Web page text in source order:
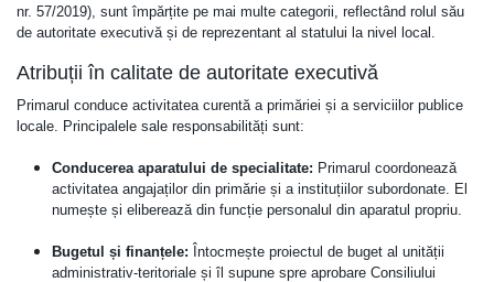
nr. 57/2019), sunt împărțite pe mai multe categorii, reflectând rolul său
de autoritate executivă și de reprezentant al statului la nivel local.
Atribuții în calitate de autoritate executivă
Primarul conduce activitatea curentă a primăriei și a serviciilor publice
locale. Principalele sale responsabilități sunt:
Conducerea aparatului de specialitate: Primarul coordonează
activitatea angajaților din primărie și a instituțiilor subordonate. El
numește și eliberează din funcție personalul din aparatul propriu.
Bugetul și finanțele: Întocmește proiectul de buget al unității
administrativ-teritoriale și îl supune spre aprobare Consiliului